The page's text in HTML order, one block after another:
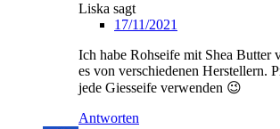
Liska sagt
17/11/2021
Ich habe Rohseife mit Shea Butter
es von verschiedenen Herstellern.
jede Giesseife verwenden 😉
Antworten